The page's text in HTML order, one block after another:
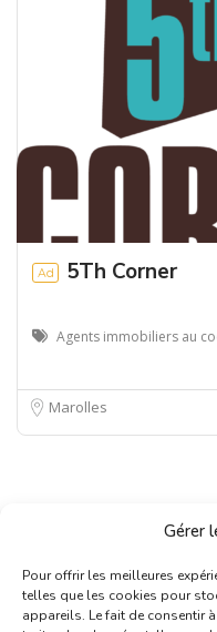
Gérer
Pour offrir les meilleures
telles que les cookies pour
appareils. Le fait de consentir
Ad 5Th Corner
Agents immobiliers au
Marolles